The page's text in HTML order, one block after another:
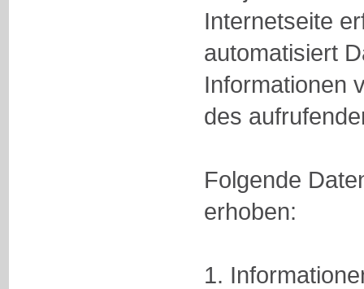
Internetseite
automatisiert
Informationen
des
Folgende
erhoben:
1.